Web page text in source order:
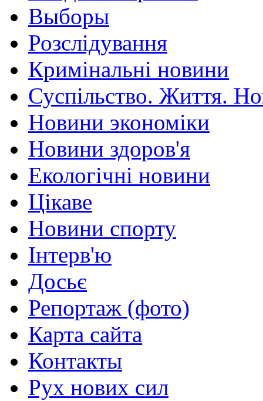
Выборы
Розслідування
Кримінальні новини
Суспільство. Життя.
Новини экономіки
Новини здоров'я
Екологічні новини
Цікаве
Новини спорту
Інтерв'ю
Досьє
Репортаж (фото)
Карта сайта
Контакты
Рух нових сил